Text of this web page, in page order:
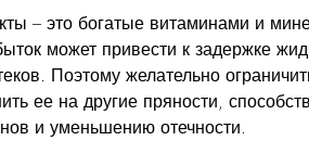
– это богатые витаминами и
может привести к задержке
Поэтому желательно
ее на другие пряности,
и уменьшению отечности.